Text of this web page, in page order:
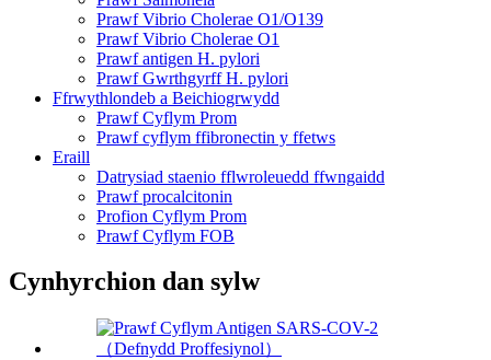
Prawf Vibrio Cholerae O1/O139
Prawf Vibrio Cholerae O1
Prawf antigen H. pylori
Prawf Gwrthgyrff H. pylori
Ffrwythlondeb a Beichiogrwydd
Prawf Cyflym Prom
Prawf cyflym ffibronectin y ffetws
Eraill
Datrysiad staenio fflwroleuedd ffwngaidd
Prawf procalcitonin
Profion Cyflym Prom
Prawf Cyflym FOB
Cynhyrchion dan sylw